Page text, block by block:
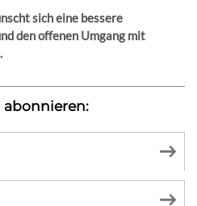
sich eine bessere
den offenen Umgang mit
abonnieren: